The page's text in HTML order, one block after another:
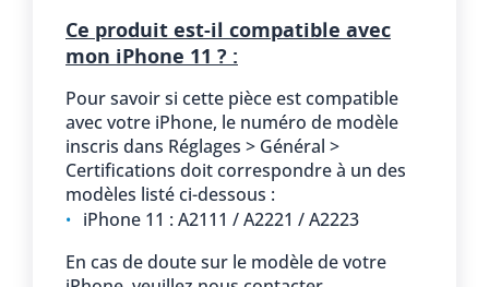
Ce produit est-il compatible avec
mon iPhone 11 ? :
Pour savoir si cette pièce est compatible
avec votre iPhone, le numéro de modèle
inscris dans Réglages > Général >
Certifications doit correspondre à un des
modèles listé ci-dessous :
iPhone 11 : A2111 / A2221 / A2223
En cas de doute sur le modèle de votre